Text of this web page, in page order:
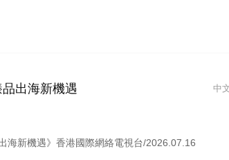
中
出海新機遇
海新機遇》香港國際網絡電視台/2026.07.16